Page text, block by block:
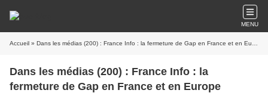
MENU
Accueil » Dans les médias (200) : France Info : la fermeture de Gap en France et en Europe
Dans les médias (200) : France Info : la
fermeture de Gap en France et en Europe